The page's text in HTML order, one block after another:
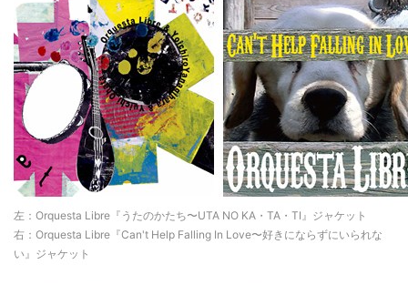
左：Orquesta Libre『うたのかたち〜UTA NO KA・TA・TI』ジャケット
右：Orquesta Libre『Can't Help Falling In Love〜好きにならずにいられな
い』ジャケット